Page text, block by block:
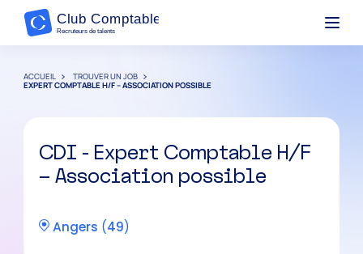
ACCUEIL
TROUVER UN JOB
EXPERT COMPTABLE H/F – ASSOCIATION POSSIBLE
CDI - Expert Comptable H/F
– Association possible
Angers (49)